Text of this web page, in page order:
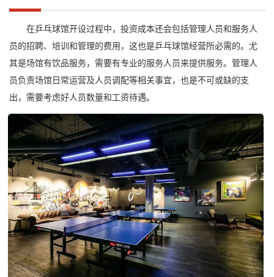
在乒乓球馆开设过程中，投资成本还会包括管理人员和服务人
员的招聘、培训和管理的费用，这也是乒乓球馆经营所必需的。尤
其是场馆有饮品服务，需要有专业的服务人员来提供服务。管理人
员负责场馆日常运营及人员调配等相关事宜，也是不可或缺的支
出，需要考虑好人员数量和工资待遇。